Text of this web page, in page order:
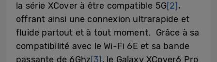
la série XCover à être compatible 5G[2] ,
offrant ainsi une connexion ultrarapide et
fluide partout et à tout moment. Grâce à sa
compatibilité avec le Wi-Fi 6E et sa bande
passante de 6Ghz[3] , le Galaxy XCover6 Pro